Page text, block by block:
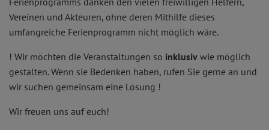
Vereinen und Akteuren, ohne deren Mithilfe dieses
umfangreiche Ferienprogramm nicht möglich wäre.
! Wir möchten die Veranstaltungen so inklusiv wie möglich
gestalten. Wenn sie Bedenken haben, rufen Sie gerne an und
wir suchen gemeinsam eine Lösung !
Wir freuen uns auf euch!